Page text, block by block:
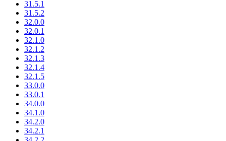
31.5.1
31.5.2
32.0.0
32.0.1
32.1.0
32.1.2
32.1.3
32.1.4
32.1.5
33.0.0
33.0.1
34.0.0
34.1.0
34.2.0
34.2.1